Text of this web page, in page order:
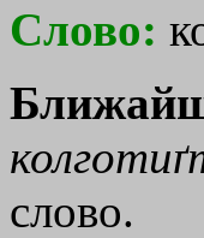
Слово:
слово.